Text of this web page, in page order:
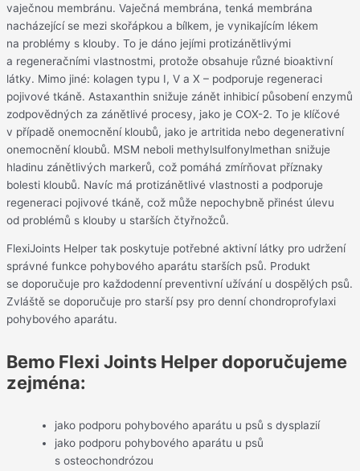
vaječnou membránu. Vaječná membrána, tenká membrána
nacházející se mezi skořápkou a bílkem, je vynikajícím lékem
na problémy s klouby. To je dáno jejími protizánětlivými
a regeneračními vlastnostmi, protože obsahuje různé bioaktivní
látky. Mimo jiné: kolagen typu I, V a X – podporuje regeneraci
pojivové tkáně. Astaxanthin snižuje zánět inhibicí působení enzymů
zodpovědných za zánětlivé procesy, jako je COX-2. To je klíčové
v případě onemocnění kloubů, jako je artritida nebo degenerativní
onemocnění kloubů. MSM neboli methylsulfonylmethan snižuje
hladinu zánětlivých markerů, což pomáhá zmírňovat příznaky
bolesti kloubů. Navíc má protizánětlivé vlastnosti a podporuje
regeneraci pojivové tkáně, což může nepochybně přinést úlevu
od problémů s klouby u starších čtyřnožců.
FlexiJoints Helper tak poskytuje potřebné aktivní látky pro udržení
správné funkce pohybového aparátu starších psů. Produkt
se doporučuje pro každodenní preventivní užívání u dospělých psů.
Zvláště se doporučuje pro starší psy pro denní chondroprofylaxi
pohybového aparátu.
Bemo Flexi Joints Helper doporučujeme
zejména:
jako podporu pohybového aparátu u psů s dysplazií
jako podporu pohybového aparátu u psů
s osteochondrózou